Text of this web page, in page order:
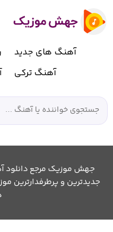
آهنگ های جدید
آهنگ ترکی
جهش موزیک مرجع دانلود
جدیدترین و پرطرفدارترین